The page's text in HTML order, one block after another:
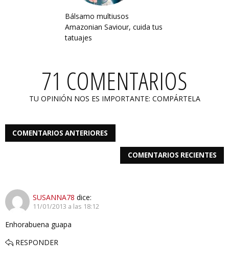
Bálsamo multiusos
Amazonian Saviour, cuida tus
tatuajes
71 COMENTARIOS
TU OPINIÓN NOS ES IMPORTANTE: COMPÁRTELA
COMENTARIOS ANTERIORES
COMENTARIOS RECIENTES
SUSANNA78 dice:
11/01/2013 a las 18:12
Enhorabuena guapa
RESPONDER